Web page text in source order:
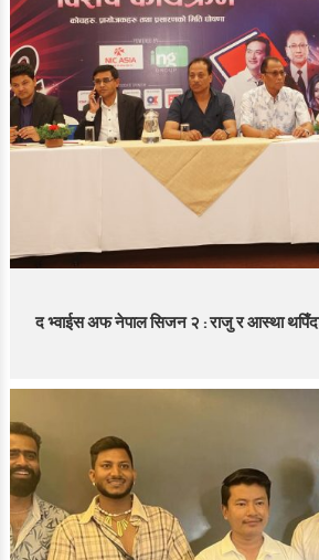
द भ्वाईस अफ नेपाल सिजन २ : राजु र आस्था